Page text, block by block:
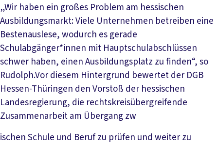
„Wir haben ein großes Problem am hessischen
Ausbildungsmarkt: Viele Unternehmen betreiben eine
Bestenauslese, wodurch es gerade
Schulabgänger*innen mit Hauptschulabschlüssen
schwer haben, einen Ausbildungsplatz zu finden“, so
Rudolph.Vor diesem Hintergrund bewertet der DGB
Hessen-Thüringen den Vorstoß der hessischen
Landesregierung, die rechtskreisübergreifende
Zusammenarbeit am Übergang zw
ischen Schule und Beruf zu prüfen und weiter zu